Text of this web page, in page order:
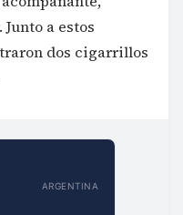
a estos
dos cigarrillos
ARGENTINA